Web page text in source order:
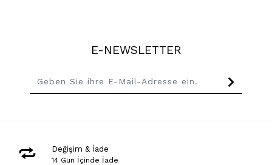
E-NEWSLETTER
Değişim & İade
14 Gün İçinde İade